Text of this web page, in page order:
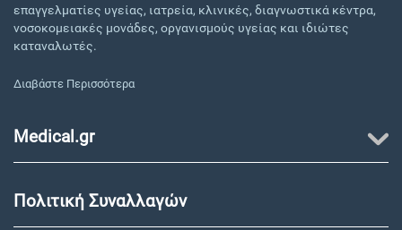
επαγγελματίες υγείας, ιατρεία, κλινικές, διαγνωστικά κέντρα,
νοσοκομειακές μονάδες, οργανισμούς υγείας και ιδιώτες
καταναλωτές.
Διαβάστε Περισσότερα
Medical.gr
Πολιτική Συναλλαγών